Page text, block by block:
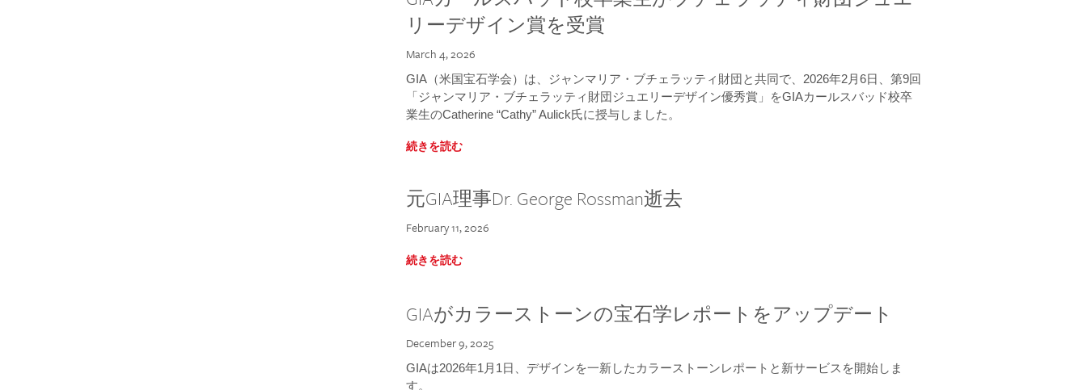
リーデザイン賞を受賞
March 4, 2026
GIA（米国宝石学会）は、ジャンマリア・ブチェラッティ財団と共同で、2026年2月6日、第9回
「ジャンマリア・ブチェラッティ財団ジュエリーデザイン優秀賞」をGIAカールスバッド校卒
業生のCatherine “Cathy” Aulick氏に授与しました。
続きを読む
元GIA理事Dr. George Rossman逝去
February 11, 2026
続きを読む
GIAがカラーストーンの宝石学レポートをアップデート
December 9, 2025
GIAは2026年1月1日、デザインを一新したカラーストーンレポートと新サービスを開始しま
す。